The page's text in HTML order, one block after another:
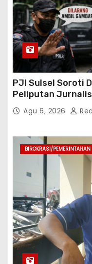
PJI Sulsel Soroti
Peliputan
Penguatan
Agu 6, 2026
BIROKRASI/PEMERINTAHAN